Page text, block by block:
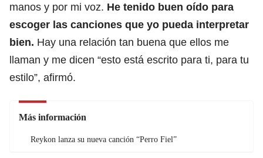
manos y por mi voz. He tenido buen oído para
escoger las canciones que yo pueda interpretar
bien. Hay una relación tan buena que ellos me
llaman y me dicen “esto está escrito para ti, para tu
estilo”, afirmó.
Más información
Reykon lanza su nueva canción “Perro Fiel”